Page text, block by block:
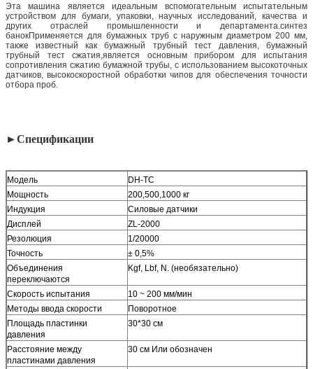
Эта машина является идеальным вспомогательным испытательным
устройством для бумаги, упаковки, научных исследований, качества и
других отраслей промышленности и департамента.синтез
банокПрименяется для бумажных труб с наружным диаметром 200 мм,
также известный как бумажный трубный тест давления, бумажный
трубный тест сжатия,является основным прибором для испытания
сопротивления сжатию бумажной трубы, с использованием высокоточных
датчиков, высокоскоростной обработки чипов для обеспечения точности
отбора проб.
►Спецификации
Модель
DH-TC
Мощность
200,500,1000 кг
Индукция
Силовые датчики
Дисплей
ZL-2000
Резолюция
1/20000
Точность
± 0,5%
Объединения
переключаются
Kgf, Lbf, N. (необязательно)
Скорость испытания
10 ~ 200 мм/мин
Методы ввода скорости
Поворотное
Площадь пластинки
давления
30*30 см
Расстояние между
пластинами давления
30 см Или обозначен